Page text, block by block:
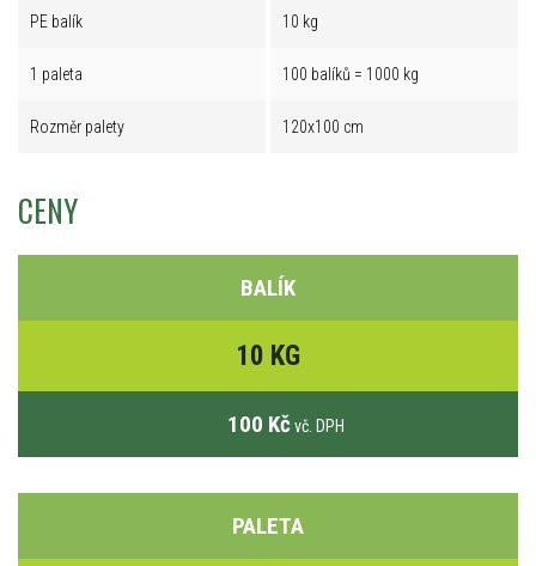
PE balík 10 kg
1 paleta 100 balíků = 1000 kg
Rozměr palety 120x100 cm
CENY
BALÍK
10 KG
100 Kč vč. DPH
PALETA